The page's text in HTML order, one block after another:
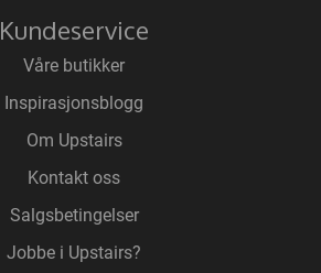
Kundeservice
Våre butikker
Inspirasjonsblogg
Om Upstairs
Kontakt oss
Salgsbetingelser
Jobbe i Upstairs?